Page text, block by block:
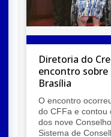
e gestão em
e foi uma iniciativa
das diretorias
compõem o